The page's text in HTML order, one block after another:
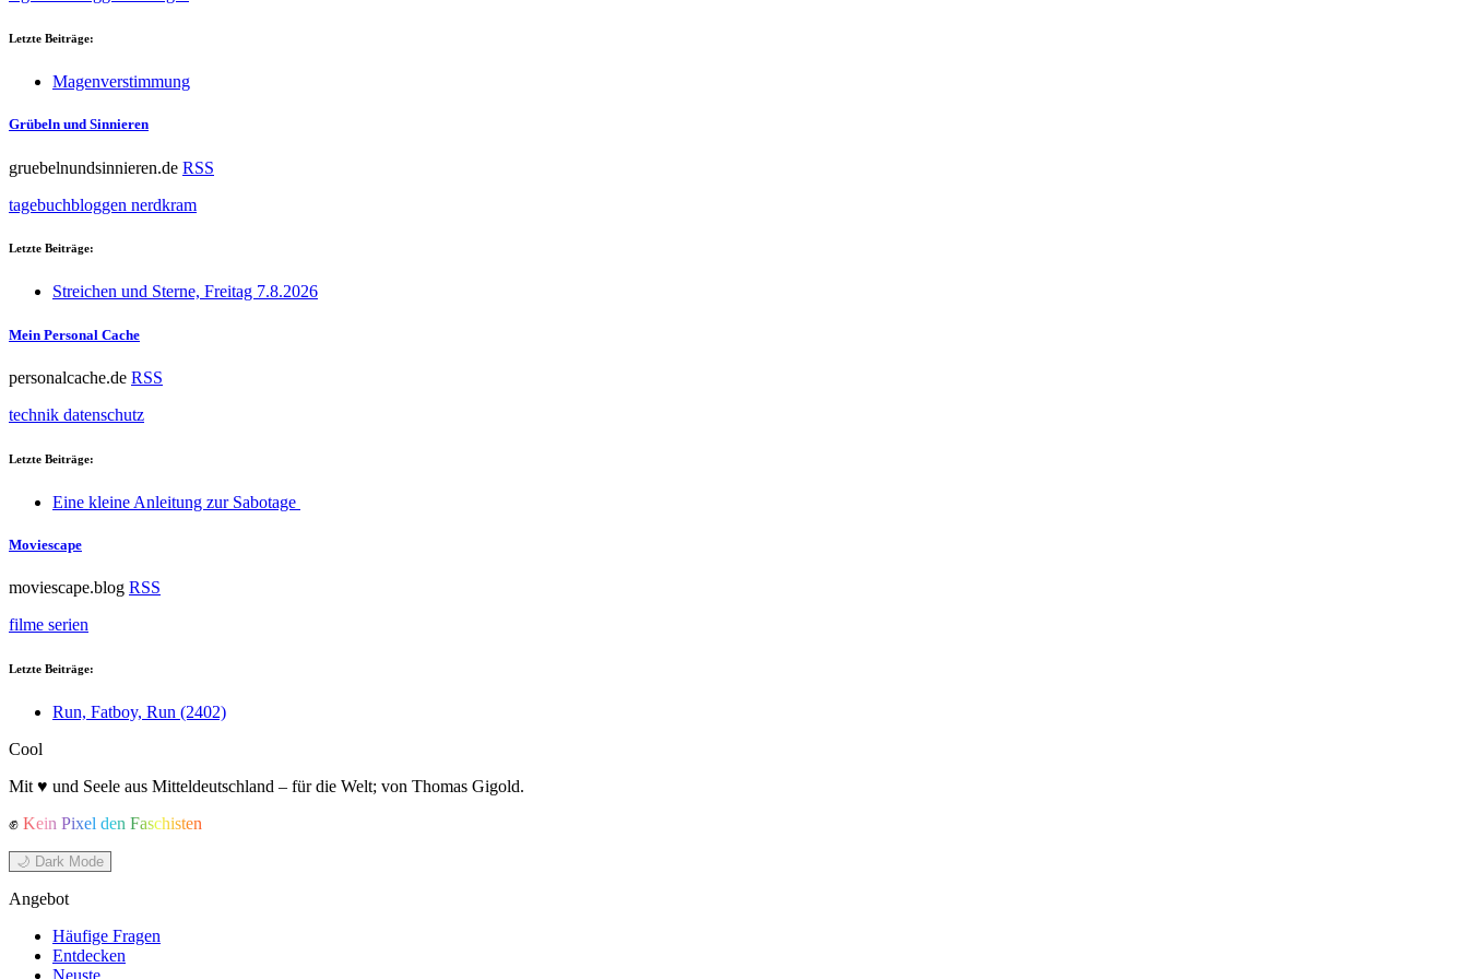
Letzte Beiträge:
Magenverstimmung
Grübeln und Sinnieren
gruebelnundsinnieren.de RSS
tagebuchbloggen nerdkram
Letzte Beiträge:
Streichen und Sterne, Freitag 7.8.2026
Mein Personal Cache
personalcache.de RSS
technik datenschutz
Letzte Beiträge:
Eine kleine Anleitung zur Sabotage
Moviescape
moviescape.blog RSS
filme serien
Letzte Beiträge:
Run, Fatboy, Run (2402)
Cool
Mit ♥ und Seele aus Mitteldeutschland – für die Welt; von Thomas Gigold.
✊ Kein Pixel den Faschisten
🌙 Dark Mode
Angebot
Häufige Fragen
Entdecken
Neuste